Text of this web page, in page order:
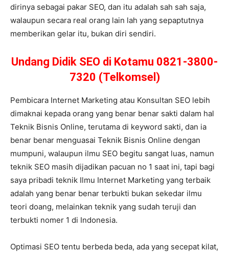
dirinya sebagai pakar SEO, dan itu adalah sah sah saja,
walaupun secara real orang lain lah yang sepaptutnya
memberikan gelar itu, bukan diri sendiri.
Undang Didik SEO di Kotamu 0821-3800-
7320 (Telkomsel)
Pembicara Internet Marketing atau Konsultan SEO lebih
dimaknai kepada orang yang benar benar sakti dalam hal
Teknik Bisnis Online, terutama di keyword sakti, dan ia
benar benar menguasai Teknik Bisnis Online dengan
mumpuni, walaupun ilmu SEO begitu sangat luas, namun
teknik SEO masih dijadikan pacuan no 1 saat ini, tapi bagi
saya pribadi teknik Ilmu Internet Marketing yang terbaik
adalah yang benar benar terbukti bukan sekedar ilmu
teori doang, melainkan teknik yang sudah teruji dan
terbukti nomer 1 di Indonesia.
Optimasi SEO tentu berbeda beda, ada yang secepat kilat,